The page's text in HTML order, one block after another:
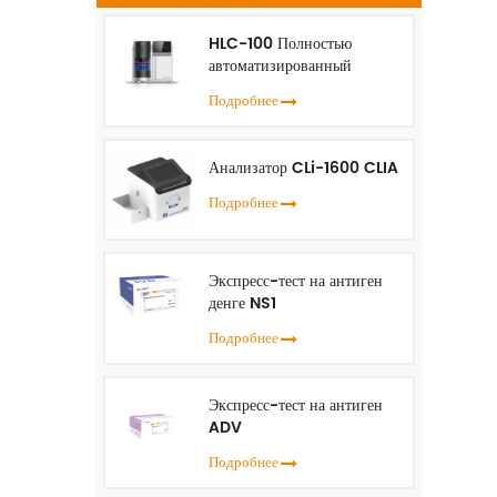
HLC-100 Полностью
автоматизированный
Подробнее
Анализатор CLi-1600 CLIA
Подробнее
Экспресс-тест на антиген
денге NS1
Подробнее
Экспресс-тест на антиген
ADV
Подробнее